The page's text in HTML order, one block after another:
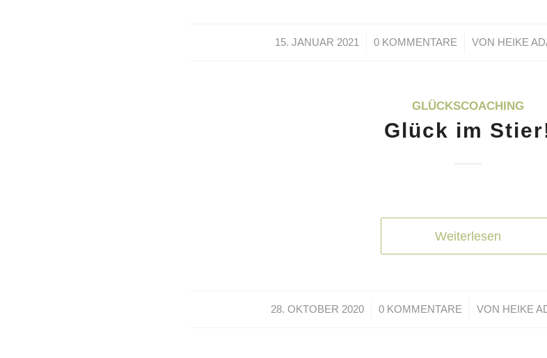
15. JANUAR 2021
/ 0 KOMMENTARE
/ VON HEIKE
GLÜCKSCOACHING
Glück im
Weiterlesen
28. OKTOBER 2020
/ 0 KOMMENTARE
/ VON HEIKE